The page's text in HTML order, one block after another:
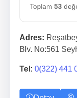
Toplam 53
Adres:
Blv. No:561
Tel: 0(322) 441